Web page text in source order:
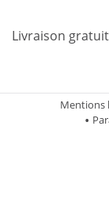
Livraison
Mentions